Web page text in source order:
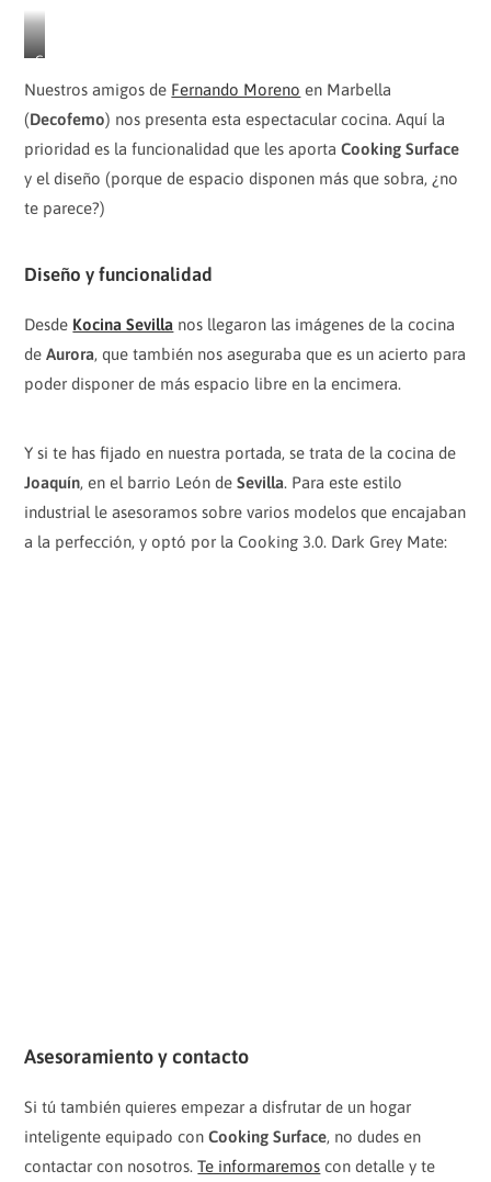
C
o
k
i
n
r
e
B
c
a
t
Nuestros amigos de Fernando Moreno en Marbella
(Decofemo) nos presenta esta espectacular cocina. Aquí la
prioridad es la funcionalidad que les aportaCooking Surface
y el diseño (porque de espacio disponen más que sobra, ¿no
te parece?)
Diseño y funcionalidad
Desde Kocina Sevilla nos llegaron las imágenes de la cocina
deAurora, que también nos aseguraba que es un acierto para
poder disponer de más espacio libre en la encimera.
Y si te has fijado en nuestra portada, se trata de la cocina de
Joaquín, en el barrio León deSevilla. Para este estilo
industrial le asesoramos sobre varios modelos que encajaban
a la perfección, y optó por la Cooking 3.0. Dark Grey Mate:
Asesoramiento y contacto
Si tú también quieres empezar a disfrutar de un hogar
inteligente equipado conCooking Surface, no dudes en
contactar con nosotros.Te informaremos con detalle y te